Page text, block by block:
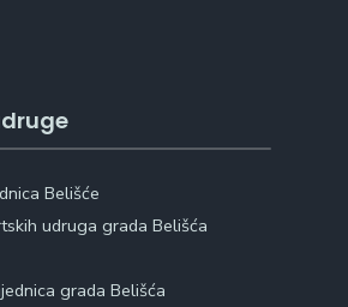
Belišće
udruga grada Belišća
grada Belišća